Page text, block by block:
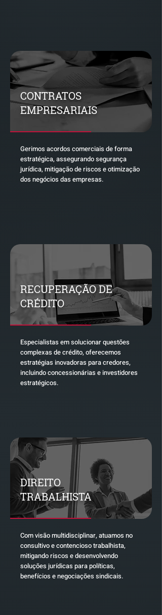
CONTRATOS
EMPRESARIAIS
Gerimos acordos comerciais de forma
estratégica, assegurando segurança
jurídica, mitigação de riscos e otimização
dos negócios das empresas.
RECUPERAÇÃO DE
CRÉDITO
Especialistas em solucionar questões
complexas de crédito, oferecemos
estratégias inovadoras para credores,
incluindo concessionárias e investidores
estratégicos.
DIREITO
TRABALHISTA
Com visão multidisciplinar, atuamos no
consultivo e contencioso trabalhista,
mitigando riscos e desenvolvendo
soluções jurídicas para políticas,
benefícios e negociações sindicais.